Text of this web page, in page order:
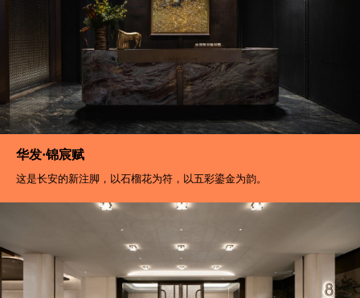
华发·锦宸赋
这是长安的新注脚，以石榴花为符，以五彩鎏金为韵。